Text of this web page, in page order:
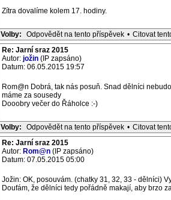
Zítra dovalíme kolem 17. hodiny.
Volby: Odpovědět na tento příspěvek • Citovat
Re: Jarní sraz 2015
Autor: jožin (IP zapsáno)
Datum: 06.05.2015 19:57
Rom@n Dobrá, tak nás posuň. Snad dělníci
máme za sousedy
Dooobry večer do Řáholce :-)
Volby: Odpovědět na tento příspěvek • Citovat
Re: Jarní sraz 2015
Autor: Rom@n (IP zapsáno)
Datum: 07.05.2015 05:00
Jožin: OK, posouvám. (chatky 31, 32, 33 - dělníci)
Doufám, že dělníci tedy pořádně makají, aby brzo